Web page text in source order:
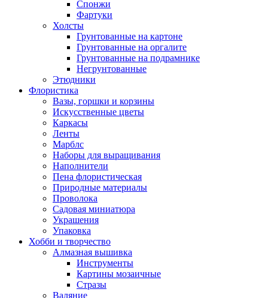
Спонжи
Фартуки
Холсты
Грунтованные на картоне
Грунтованные на оргалите
Грунтованные на подрамнике
Негрунтованные
Этюдники
Флористика
Вазы, горшки и корзины
Искусственные цветы
Каркасы
Ленты
Марблс
Наборы для выращивания
Наполнители
Пена флористическая
Природные материалы
Проволока
Садовая миниатюра
Украшения
Упаковка
Хобби и творчество
Алмазная вышивка
Инструменты
Картины мозаичные
Стразы
Валяние